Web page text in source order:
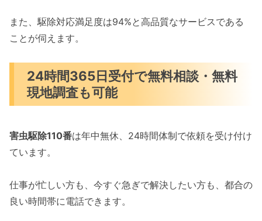
また、駆除対応満足度は94%と高品質なサービスである
ことが伺えます。
24時間365日受付で無料相談・無料
現地調査も可能
害虫駆除110番は年中無休、24時間体制で依頼を受け付け
ています。
仕事が忙しい方も、今すぐ急ぎで解決したい方も、都合の
良い時間帯に電話できます。